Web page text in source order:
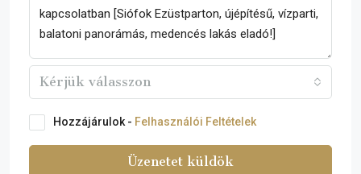
Kérjük válasszon
Hozzájárulok - Felhasználói Feltételek
Üzenetet küldök